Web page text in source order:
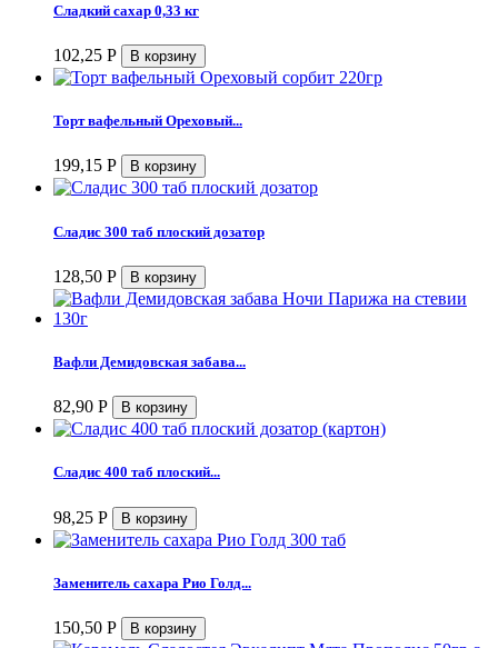
Сладкий сахар 0,33 кг
102,25 Р
Торт вафельный Ореховый...
199,15 Р
Сладис 300 таб плоский дозатор
128,50 Р
Вафли Демидовская забава...
82,90 Р
Сладис 400 таб плоский...
98,25 Р
Заменитель сахара Рио Голд...
150,50 Р